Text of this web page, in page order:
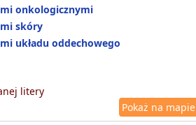
onkologicznymi
skóry
układu oddechowego
litery
Pokaż na mapie